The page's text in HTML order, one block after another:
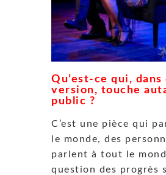
Qu’est-ce qui,
version, touche
public ?
C’est une pièce qui
le monde, des
parlent à tout le
question des progrès